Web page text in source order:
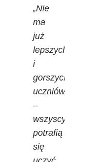
„Nie
ma
już
lepszych
i
gorszych
uczniów
–
wszyscy
potrafią
się